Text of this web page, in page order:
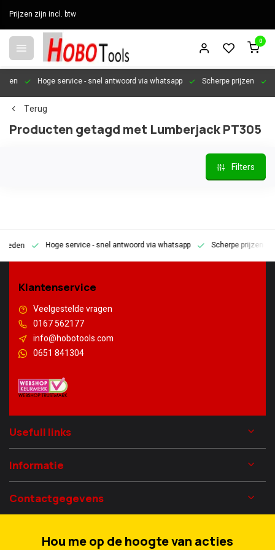
Prijzen zijn incl. btw
0
Hoge service- snel antwoord via whatsapp Scherpe prijzen
Terug
Producten getagd met Lumberjack PT305
Filters
Hoge service- snel antwoord via whatsapp Scherpe prijzen
Klantenservice
Veelgestelde vragen
0167 562177
info@hobotools.com
0651 841304
Usefull links
Informatie
Contactgegevens
Hou me op de hoogte van acties